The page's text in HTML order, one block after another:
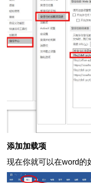
添加加载项
现在你就可以在word的